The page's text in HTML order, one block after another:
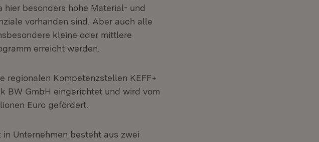
besonders hohe Material- und
vorhanden sind. Aber auch alle
kleine oder mittlere
erreicht werden.
regionalen Kompetenzstellen KEFF+
BW GmbH eingerichtet und wird vom
Euro gefördert.
Unternehmen besteht aus zwei